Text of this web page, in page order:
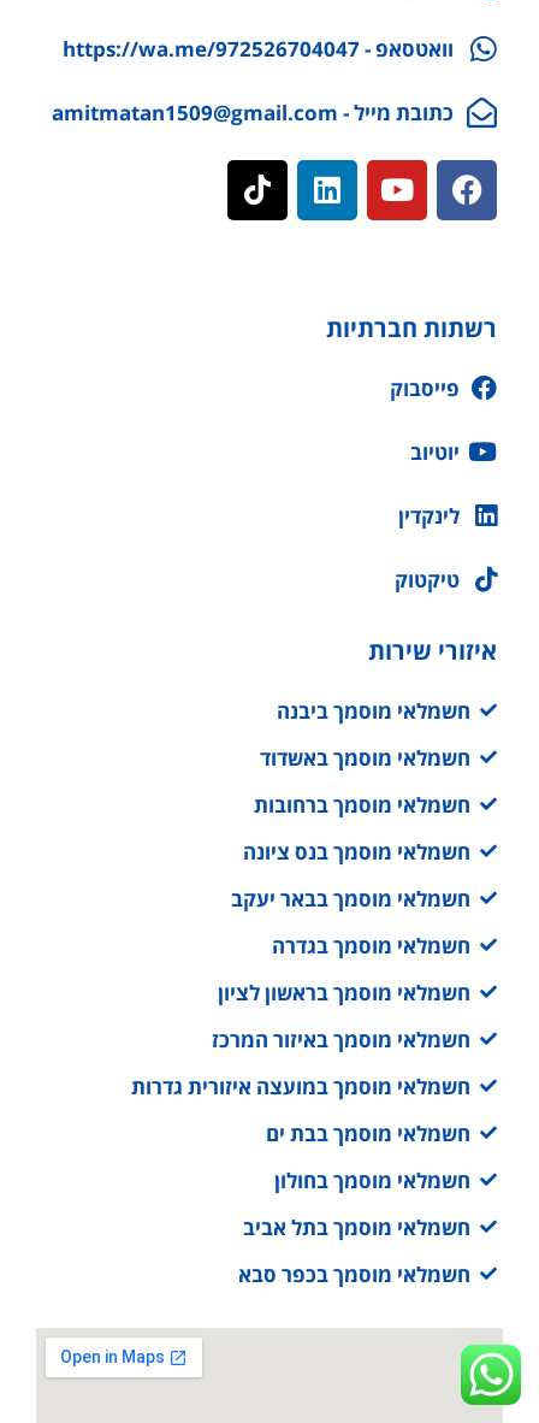
וואטסאפ - https://wa.me/972526704047
כתובת מייל - amitmatan1509@gmail.com
רשתות חברתיות
פייסבוק
יוטיוב
לינקדין
טיקטוק
איזורי שירות
חשמלאי מוסמך ביבנה
חשמלאי מוסמך באשדוד
חשמלאי מוסמך ברחובות
חשמלאי מוסמך בנס ציונה
חשמלאי מוסמך בבאר יעקב
חשמלאי מוסמך בגדרה
חשמלאי מוסמך בראשון לציון
חשמלאי מוסמך באיזור המרכז
חשמלאי מוסמך במועצה איזורית גדרות
חשמלאי מוסמך בבת ים
חשמלאי מוסמך בחולון
חשמלאי מוסמך בתל אביב
חשמלאי מוסמך בכפר סבא